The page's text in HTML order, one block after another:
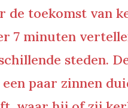
de toekomst van
7 minuten
steden.
een paar zinnen